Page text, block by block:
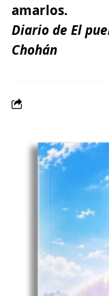
amarlos.
Diario de El
Chohán